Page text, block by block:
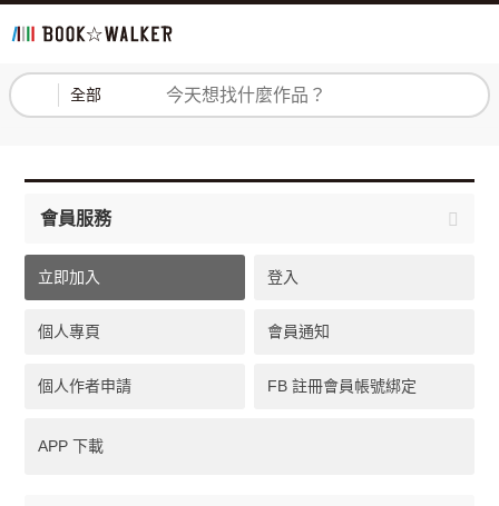
全部 登入 註冊
會員服務
立即加入 登入
個人專頁 會員通知
個人作者申請 FB 註冊會員帳號綁定
APP 下載